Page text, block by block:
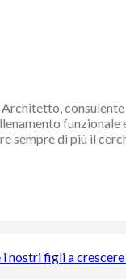
sempre di più il
nostri figli a